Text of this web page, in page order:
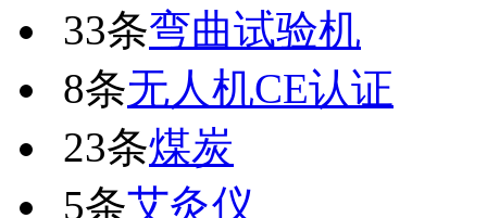
33条弯曲试验机
8条无人机CE认证
23条煤炭
5条艾灸仪